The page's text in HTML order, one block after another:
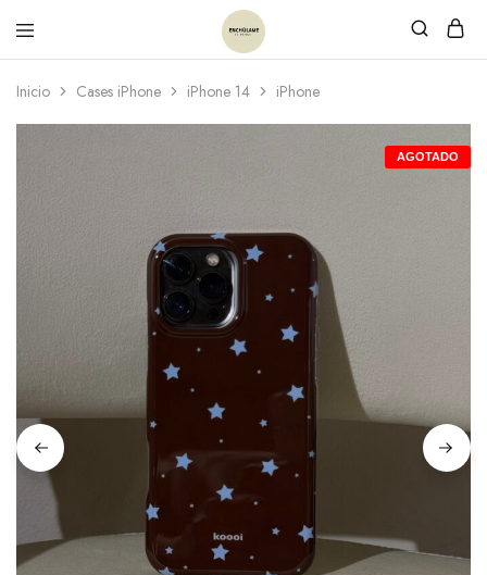
Inicio Cases iPhone iPhone 14 iPhone
AGOTADO